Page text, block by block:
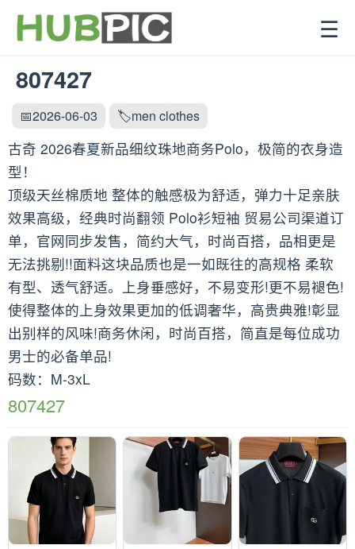
☰
807427
📅2026-06-03 🏷️men clothes
古奇 2026春夏新品细纹珠地商务Polo，极简的衣身造
型！
顶级天丝棉质地 整体的触感极为舒适，弹力十足亲肤
效果高级，经典时尚翻领 Polo衫短袖 贸易公司渠道订
单，官网同步发售，简约大气，时尚百搭，品相更是
无法挑剔!!面料这块品质也是一如既往的高规格 柔软
有型、透气舒适。上身垂感好，不易变形!更不易褪色!
使得整体的上身效果更加的低调奢华，高贵典雅!彰显
出别样的风味!商务休闲，时尚百搭，简直是每位成功
男士的必备单品!
码数：M-3xL
807427